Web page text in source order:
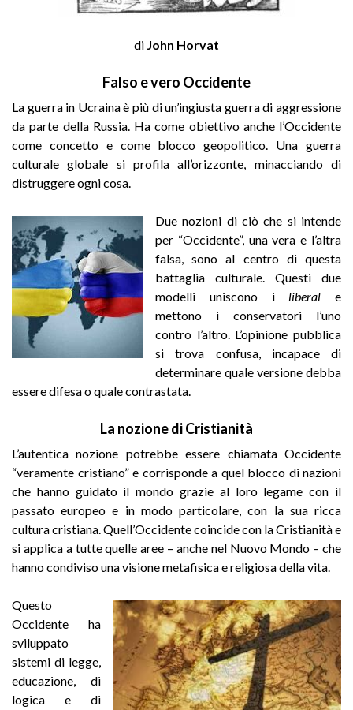
di John Horvat
Falso e vero Occidente
La guerra in Ucraina è più di un’ingiusta guerra di aggressione
da parte della Russia. Ha come obiettivo anche l’Occidente
come concetto e come blocco geopolitico. Una guerra
culturale globale si profila all’orizzonte, minacciando di
distruggere ogni cosa.
Due nozioni di ciò che si intende
per “Occidente”, una vera e l’altra
falsa, sono al centro di questa
battaglia culturale. Questi due
modelli uniscono i liberal e
mettono i conservatori l’uno
contro l’altro. L’opinione pubblica
si trova confusa, incapace di
determinare quale versione debba
essere difesa o quale contrastata.
La nozione di Cristianità
L’autentica nozione potrebbe essere chiamata Occidente
“veramente cristiano” e corrisponde a quel blocco di nazioni
che hanno guidato il mondo grazie al loro legame con il
passato europeo e in modo particolare, con la sua ricca
cultura cristiana. Quell’Occidente coincide con la Cristianità e
si applica a tutte quelle aree – anche nel Nuovo Mondo – che
hanno condiviso una visione metafisica e religiosa della vita.
Questo
Occidente ha
sviluppato
sistemi di legge,
educazione, di
logica e di